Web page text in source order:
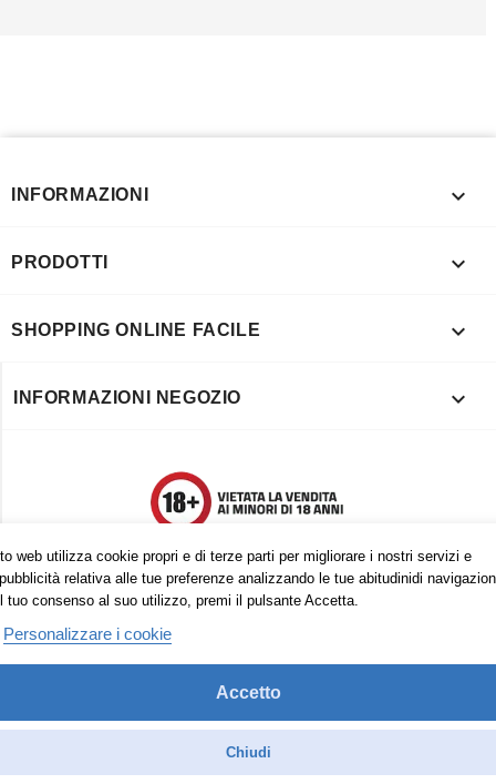
web utilizza cookie propri e di terze parti per migliorare i nostri servizi e
relativa alle tue preferenze analizzando le tue abitudinidi
tuo consenso al suo utilizzo, premi il pulsante Accetta.
Personalizzare i cookie
Accetto
Chiudi
INFORMAZIONI 
PRODOTTI 
SHOPPING ONLINE FACILE 
INFORMAZIONI NEGOZIO 
Trovaci anche su: